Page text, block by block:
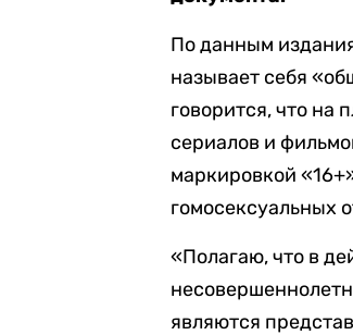
По данным
называет себя
говорится, что на
сериалов и
маркировкой
гомосексуальных
«Полагаю, что в
являются